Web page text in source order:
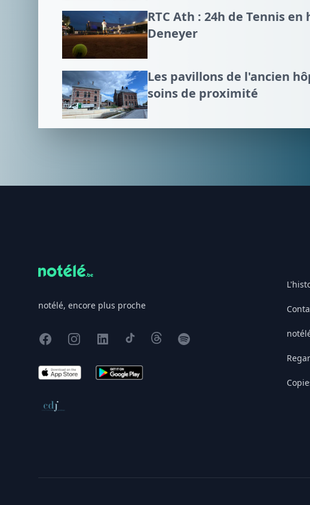
RTC Ath : 24h de Tennis
Deneyer
Les pavillons de l'ancien
soins de proximité
notélé, encore plus proche
FacebookInstagram
X TikTokThreadsSpotify
App Store Google Play
Conseil de déontologie journalistique